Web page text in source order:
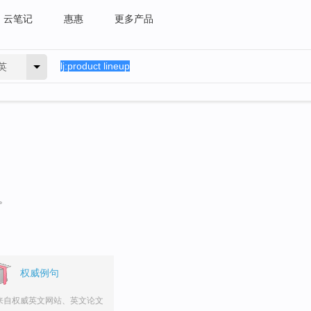
云笔记 惠惠 更多产品
权威例句
自权威英文网站、英文论文